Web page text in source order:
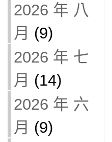
2026 年 八
月 (9)
2026 年 七
月 (14)
2026 年 六
月 (9)